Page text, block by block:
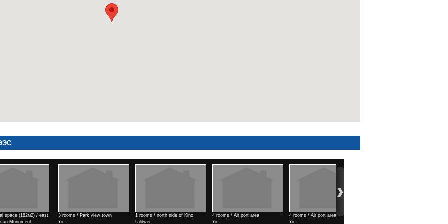
of Kino
4 rooms / Air port area
4 rooms / Air port area
1 rooms / north west of KTMS
Erdem town
Commercial space (99 м2) /
Shinechlel horoolol